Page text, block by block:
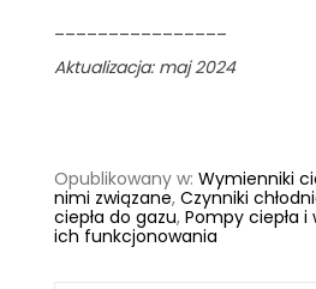
Aktualizacja: maj 2024
Opublikowany w: Wymienniki
nimi związane, Czynniki
ciepła do gazu, Pompy ciepła
ich funkcjonowania